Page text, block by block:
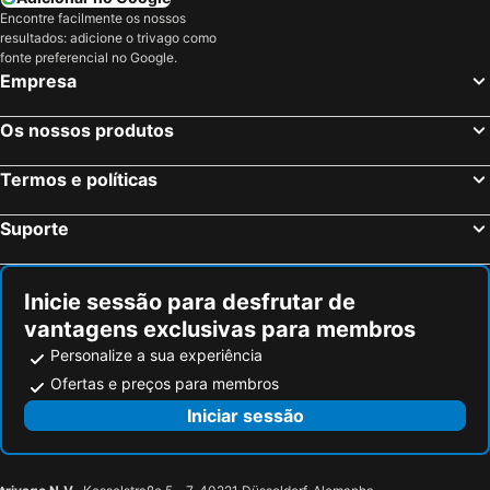
Encontre facilmente os nossos
resultados: adicione o trivago como
fonte preferencial no Google.
Empresa
Os nossos produtos
Termos e políticas
Suporte
Inicie sessão para desfrutar de
vantagens exclusivas para membros
Personalize a sua experiência
Ofertas e preços para membros
Iniciar sessão